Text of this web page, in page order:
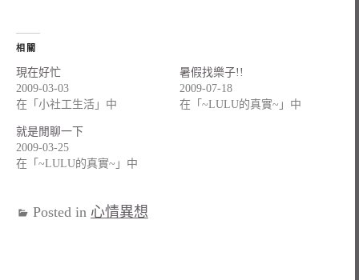
相關
現在好忙
2009-03-03
在「小社工生活」中
暑假找樂子!!
2009-07-18
在「~LULU的真實~」中
就是閒聊一下
2009-03-25
在「~LULU的真實~」中
Posted in 心情異想